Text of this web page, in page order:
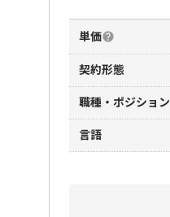
単価
契約形態
職種・ポジション
言語